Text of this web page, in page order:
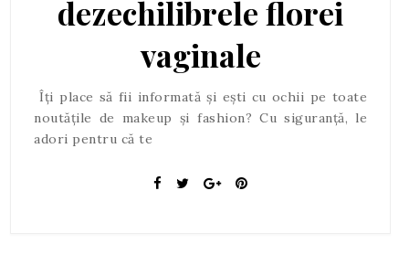
dezechilibrele florei
vaginale
Îți place să fii informată și ești cu ochii pe toate
noutățile de makeup și fashion? Cu siguranță, le
adori pentru că te